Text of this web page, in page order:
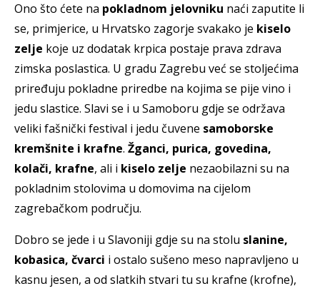
Ono što ćete na pokladnom jelovniku naći zaputite li
se, primjerice, u Hrvatsko zagorje svakako je kiselo
zelje koje uz dodatak krpica postaje prava zdrava
zimska poslastica. U gradu Zagrebu već se stoljećima
priređuju pokladne priredbe na kojima se pije vino i
jedu slastice. Slavi se i u Samoboru gdje se održava
veliki fašnički festival i jedu čuvene samoborske
kremšnite i krafne. Žganci, purica, govedina,
kolači, krafne, ali i kiselo zelje nezaobilazni su na
pokladnim stolovima u domovima na cijelom
zagrebačkom području.
Dobro se jede i u Slavoniji gdje su na stolu slanine,
kobasica, čvarci i ostalo sušeno meso napravljeno u
kasnu jesen, a od slatkih stvari tu su krafne (krofne),